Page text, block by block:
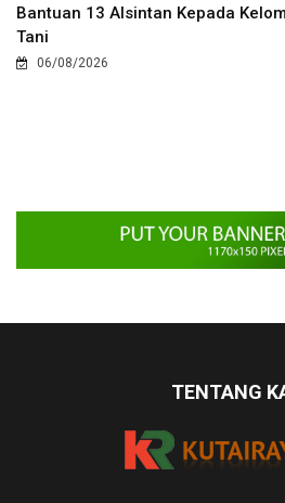
Bantuan 13 Alsintan Kepada
Tani
06/08/2026
TENTANG